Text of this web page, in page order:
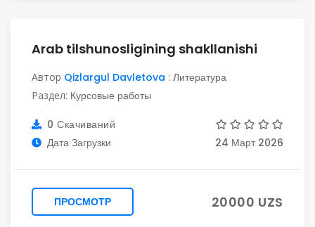
Arab tilshunosligining shakllanishi
Автор Qizlargul Davletova : Литература
Раздел: Курсовые работы
0 Скачиваний
Дата Загрузки
24 Март 2026
ПРОСМОТР 20000 UZS